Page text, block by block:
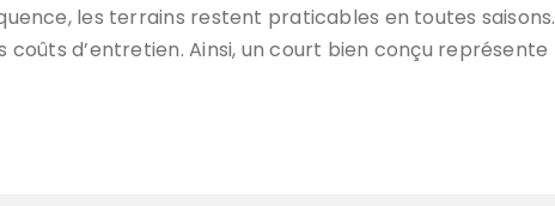
les terrains restent praticables en toutes saisons.
d’entretien. Ainsi, un court bien conçu représente